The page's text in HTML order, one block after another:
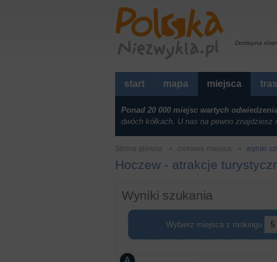
Dostepna
start mapa miejsca
Ponad 20 000 miejsc wartych
dwóch kółkach. U nas na pewno
Strona główna ciekawe miejsca wyniki
Hoczew - atrakcje
Wyniki szukania
Wybierz miejsca z rankingu